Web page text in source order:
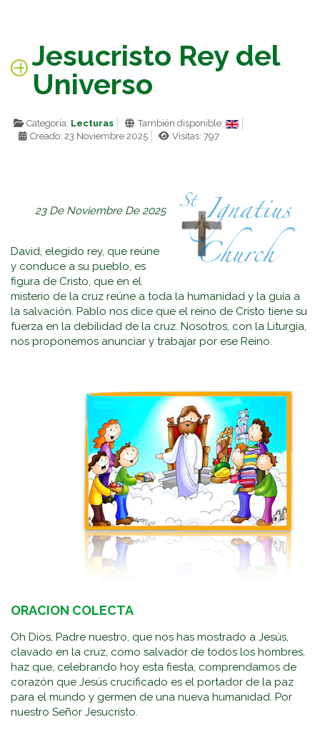
Jesucristo Rey del
Universo
Categoría: Lecturas
También disponible:
Creado: 23 Noviembre 2025
Visitas: 797
23 De Noviembre De 2025
David, elegido rey, que reúne
y conduce a su pueblo, es
figura de Cristo, que en el
misterio de la cruz reúne a toda la humanidad y la guía a
la salvación. Pablo nos dice que el reino de Cristo tiene su
fuerza en la debilidad de la cruz. Nosotros, con la Liturgia,
nos proponemos anunciar y trabajar por ese Reino.
ORACION COLECTA
Oh Dios, Padre nuestro, que nos has mostrado a Jesús,
clavado en la cruz, como salvador de todos los hombres,
haz que, celebrando hoy esta fiesta, comprendamos de
corazón que Jesús crucificado es el portador de la paz
para el mundo y germen de una nueva humanidad. Por
nuestro Señor Jesucristo.